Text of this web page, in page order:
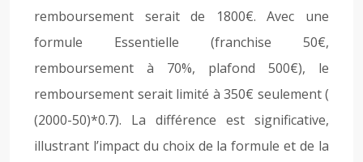
remboursement serait de 1800€. Avec une
formule Essentielle (franchise 50€,
remboursement à 70%, plafond 500€), le
remboursement serait limité à 350€ seulement (
(2000-50)*0.7). La différence est significative,
illustrant l’impact du choix de la formule et de la